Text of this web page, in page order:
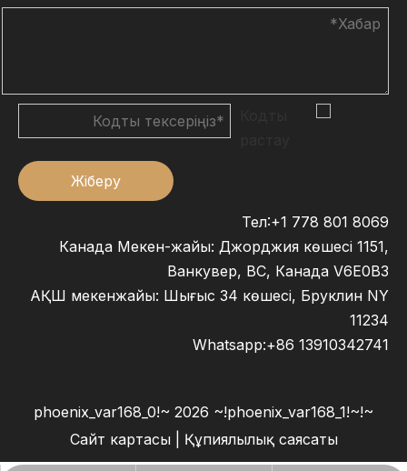
Жіберу
Тел:+1 778 801 8069
Канада Мекен-жайы: Джорджия көшесі 1151,
Ванкувер, BC, Канада V6E0B3
АҚШ мекенжайы: Шығыс 34 көшесі, Бруклин NY
11234
Whatsapp:+86 13910342741
~!phoenix_var168_0!~
2026 ~!phoenix_var168_1!~
Сайт картасы| Құпиялылық саясаты